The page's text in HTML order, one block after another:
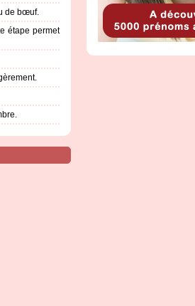
de bœuf.
étape permet